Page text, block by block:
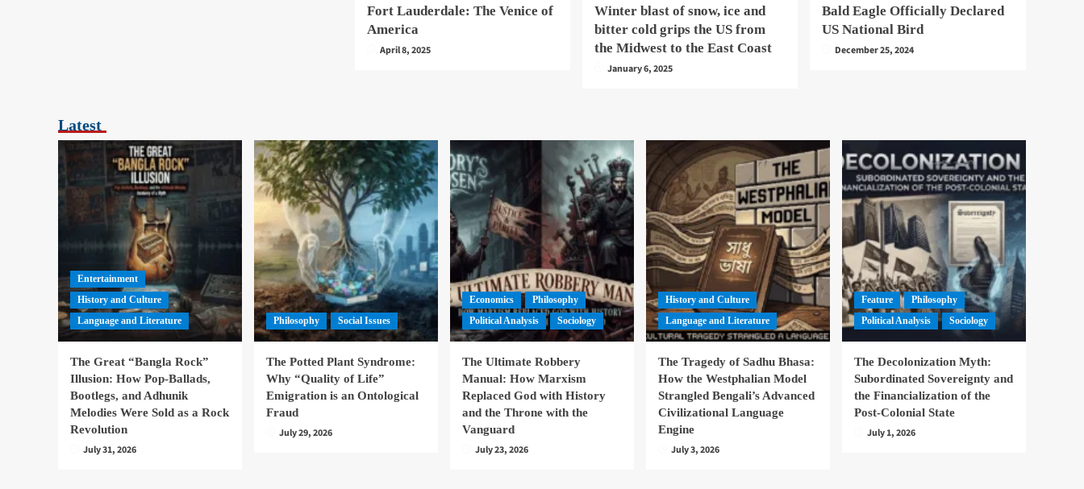
Fort Lauderdale: The Venice of
America
April 8, 2025
Winter blast of snow, ice and
bitter cold grips the US from
the Midwest to the East Coast
January 6, 2025
Bald Eagle Officially Declared
US National Bird
December 25, 2024
Latest
Entertainment
History and Culture
Language and Literature
The Great “Bangla Rock”
Illusion: How Pop-Ballads,
Bootlegs, and Adhunik
Melodies Were Sold as a Rock
Revolution
July 31, 2026
Philosophy Social Issues
The Potted Plant Syndrome:
Why “Quality of Life”
Emigration is an Ontological
Fraud
July 29, 2026
Economics
Philosophy
Political Analysis
Sociology
The Ultimate Robbery
Manual: How Marxism
Replaced God with History
and the Throne with the
Vanguard
July 23, 2026
History and Culture
Language and Literature
The Tragedy of Sadhu Bhasa:
How the Westphalian Model
Strangled Bengali’s Advanced
Civilizational Language
Engine
July 3, 2026
Feature
Philosophy
Political Analysis
Sociology
The Decolonization Myth:
Subordinated Sovereignty and
the Financialization of the
Post-Colonial State
July 1, 2026